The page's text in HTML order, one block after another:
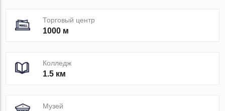
Торговый центр
1000 м
Колледж
1.5 км
Музей